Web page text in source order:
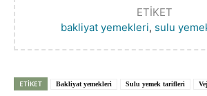
ETIKET
bakliyat yemekleri, sulu
ETIKET Bakliyat yemekleri Sulu yemek tarifleri